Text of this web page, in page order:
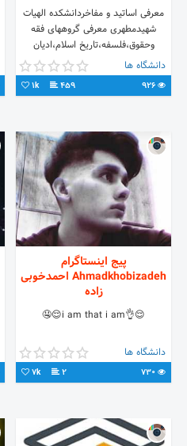
معرفی اساتید و مفاخردانشکده الهیات
شهیدمطهری معرفی گروههای فقه
وحقوق،فلسفه،تاریخ اسلام،ادیان
وعرفان،علوم قرآن وحدیث 📸
ادمین:یونس محمدی فقه83
دانشگاه ها
459
1k
پیج اینستاگرام
Ahmadkhobizadeh احمدخوبی
زاده
😌👌i am that i am😌🤤
دانشگاه ها
2
7k